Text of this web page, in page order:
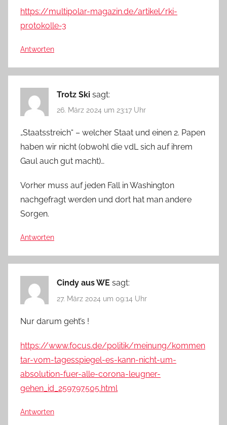
https://multipolar-magazin.de/artikel/rki-
protokolle-3
Antworten
Trotz Ski sagt:
26. März 2024 um 23:17 Uhr
„Staatsstreich“ – welcher Staat und einen 2. Papen
haben wir nicht (obwohl die vdL sich auf ihrem
Gaul auch gut macht)…
Vorher muss auf jeden Fall in Washington
nachgefragt werden und dort hat man andere
Sorgen.
Antworten
Cindy aus WE sagt:
27. März 2024 um 09:14 Uhr
Nur darum geht’s !
https://www.focus.de/politik/meinung/kommen
tar-vom-tagesspiegel-es-kann-nicht-um-
absolution-fuer-alle-corona-leugner-
gehen_id_259797505.html
Antworten